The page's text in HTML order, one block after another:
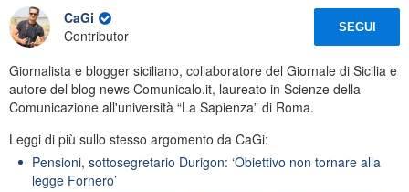
CaGi
Contributor
SEGUI
Giornalista e blogger siciliano, collaboratore del Giornale di Sicilia e
autore del blog news Comunicalo.it, laureato in Scienze della
Comunicazione all'università “La Sapienza” di Roma.
Leggi di più sullo stesso argomento da CaGi:
Pensioni, sottosegretario Durigon: ‘Obiettivo non tornare alla
legge Fornero’